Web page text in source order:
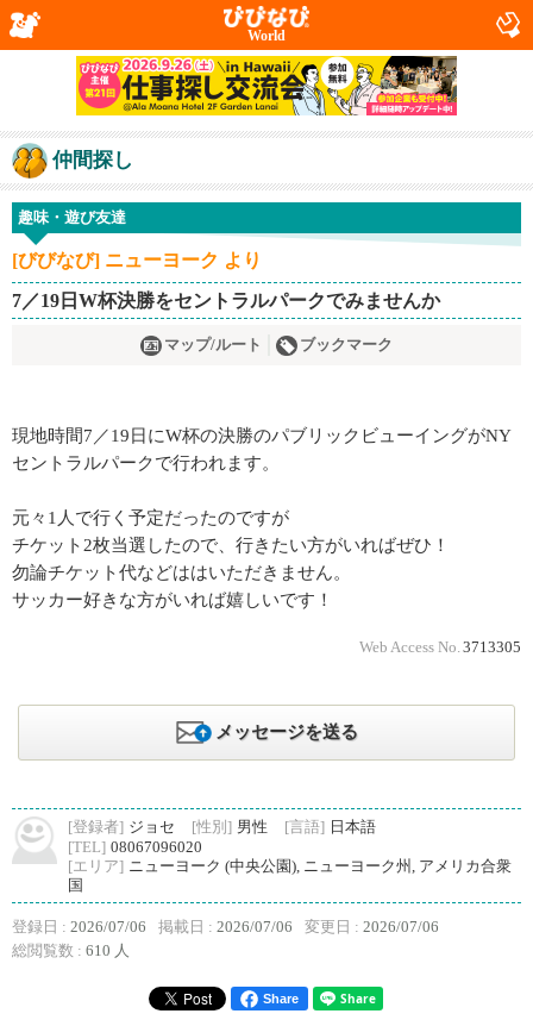
World
仲間探し
趣味・遊び友達
[びびなび] ニューヨーク より
7／19日W杯決勝をセントラルパークでみませんか
マップ/ルート ブックマーク
現地時間7／19日にW杯の決勝のパブリックビューイングがNY
セントラルパークで行われます。
元々1人で行く予定だったのですが
チケット2枚当選したので、行きたい方がいればぜひ！
勿論チケット代などははいただきません。
サッカー好きな方がいれば嬉しいです！
Web Access No. 3713305
メッセージを送る
[登録者] ジョセ [性別] 男性 [言語] 日本語
[TEL] 08067096020
[エリア] ニューヨーク (中央公園), ニューヨーク州, アメリカ合衆
国
登録日 : 2026/07/06 掲載日 : 2026/07/06 変更日 : 2026/07/06
総閲覧数 : 610 人
Share